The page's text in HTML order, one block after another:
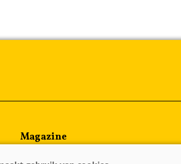
Magazine